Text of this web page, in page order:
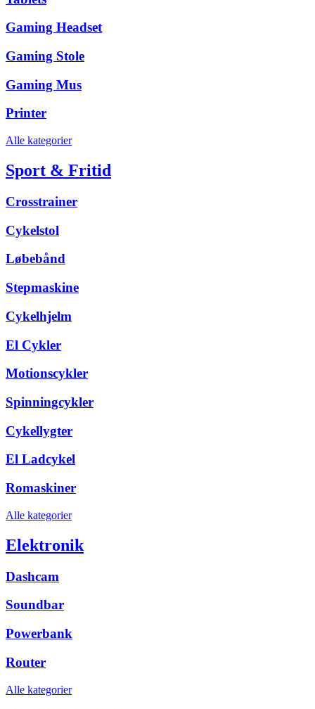
Gaming Headset
Gaming Stole
Gaming Mus
Printer
Alle kategorier
Sport & Fritid
Crosstrainer
Cykelstol
Løbebånd
Stepmaskine
Cykelhjelm
El Cykler
Motionscykler
Spinningcykler
Cykellygter
El Ladcykel
Romaskiner
Alle kategorier
Elektronik
Dashcam
Soundbar
Powerbank
Router
Alle kategorier